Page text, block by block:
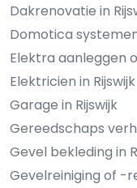
Dakrenovatie in
Domotica
Elektra aanleggen
Elektricien in Rijswijk
Garage in Rijswijk
Gereedschaps
Gevel bekleding in
Gevelreiniging of -